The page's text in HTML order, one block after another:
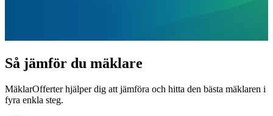
Så jämför du mäklare
MäklarOfferter hjälper dig att jämföra och hitta den bästa mäklaren i
fyra enkla steg.